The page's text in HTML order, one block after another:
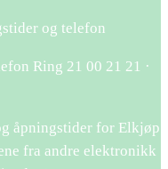
og telefon
Ring 21 00 21 21 ·
åpningstider for Elkjøp
fra andre elektronikk